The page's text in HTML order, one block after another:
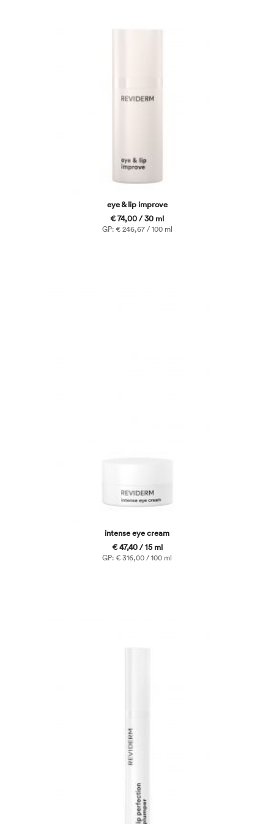
eye & lip improve
€ 74,00 / 30 ml
GP: € 246,67 / 100 ml
intense eye cream
€ 47,40 / 15 ml
GP: € 316,00 / 100 ml